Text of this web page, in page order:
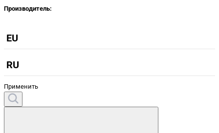
Производитель:
EU
RU
Применить